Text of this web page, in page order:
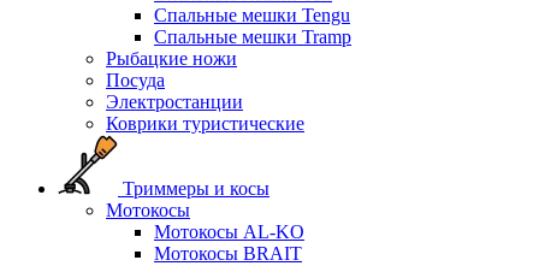
Спальные мешки Tengu
Спальные мешки Tramp
Рыбацкие ножи
Посуда
Электростанции
Коврики туристические
Триммеры и косы
Мотокосы
Мотокосы AL-KO
Мотокосы BRAIT